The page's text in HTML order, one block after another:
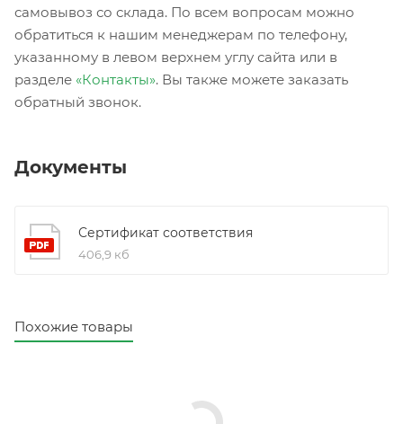
самовывоз со склада. По всем вопросам можно
обратиться к нашим менеджерам по телефону,
указанному в левом верхнем углу сайта или в
разделе «Контакты». Вы также можете заказать
обратный звонок.
Документы
Сертификат соответствия
406,9 кб
Похожие товары